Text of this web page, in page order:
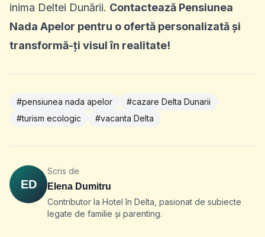
inima Deltei Dunării. Contactează Pensiunea
Nada Apelor pentru o ofertă personalizată și
transformă-ți visul în realitate!
#pensiunea nada apelor
#cazare Delta Dunarii
#turism ecologic
#vacanta Delta
ED
Scris de
Elena Dumitru
Contributor la Hotel în Delta, pasionat de subiecte
legate de familie și parenting.